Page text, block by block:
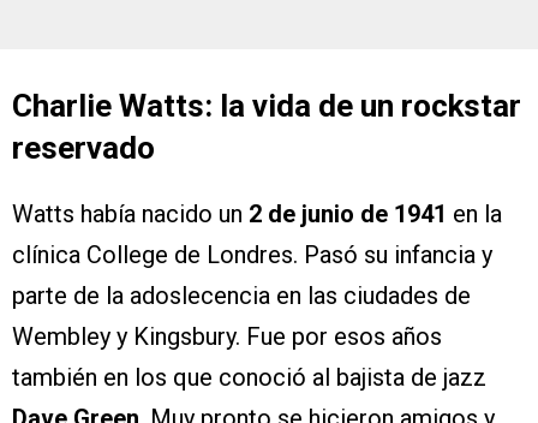
Charlie Watts: la vida de un rockstar
reservado
Watts había nacido un 2 de junio de 1941 en la
clínica College de Londres. Pasó su infancia y
parte de la adoslecencia en las ciudades de
Wembley y Kingsbury. Fue por esos años
también en los que conoció al bajista de jazz